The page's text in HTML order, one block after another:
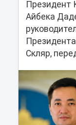
Президент
Айбека
Скляр,